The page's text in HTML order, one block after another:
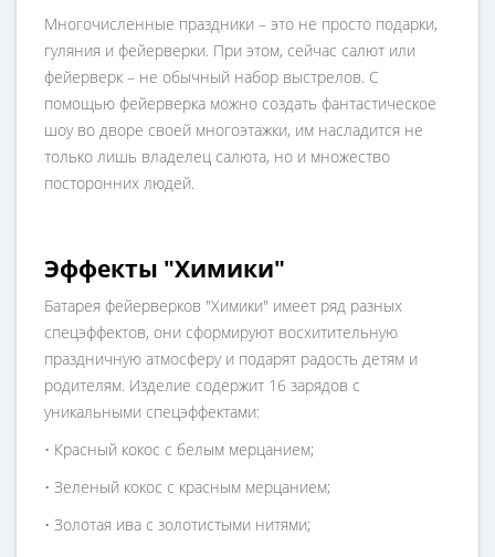
Многочисленные праздники – это не просто подарки,
гуляния и фейерверки. При этом, сейчас салют или
фейерверк – не обычный набор выстрелов. С
помощью фейерверка можно создать фантастическое
шоу во дворе своей многоэтажки, им насладится не
только лишь владелец салюта, но и множество
посторонних людей.
Эффекты "Химики"
Батарея фейерверков "Химики" имеет ряд разных
спецэффектов, они сформируют восхитительную
праздничную атмосферу и подарят радость детям и
родителям. Изделие содержит 16 зарядов с
уникальными спецэффектами:
• Красный кокос с белым мерцанием;
• Зеленый кокос с красным мерцанием;
• Золотая ива с золотистыми нитями;